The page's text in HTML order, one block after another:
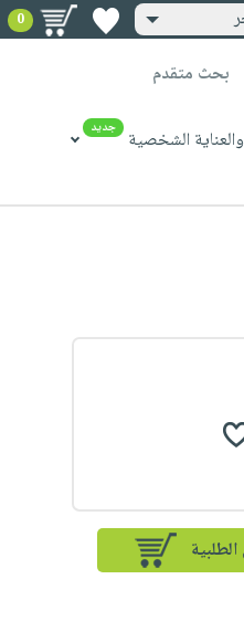
0
بحث متقدم
الشخصية جديد